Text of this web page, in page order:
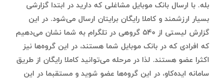
بله. با ارسال بانک موبایل مشاغلی که دارید در ابتدا گزارشی
بسیار ارزشمند و کاملا رایگان برایتان ارسال می‌شود. در این
گزارش لیستی از ۵۴۰ گروهی در تلگرام به شما نشان می‌دهیم
که افرادی که در بانک موبایل شما هستند، در این گروه‌ها نیز
اکثرا عضو هستند. لذا در مرحله می‌توانید کاملا رایگان از طریق
سامانه ایده‌کاو، در این گروه‌ها عضو شوید و مستقبما در این